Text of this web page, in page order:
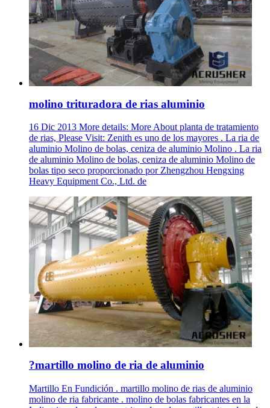
molino trituradora de rias aluminio
16 Dic 2013 More details: More About planta de tratamiento
de rias, Please Visit: Zenith es uno de los mayores . La ria de
aluminio Molino de bolas, ceniza de aluminio Molino . La ria
de aluminio Molino de bolas, ceniza de aluminio Molino de
bolas tipo seco proporcionado por Zhengzhou Hengxing
Heavy Equipment Co., Ltd. de
?martillo molino de ria de aluminio
Martillo En Fundición . martillo molino de rias de aluminio
molino de ria fabricante . molino de bolas fabricantes en la